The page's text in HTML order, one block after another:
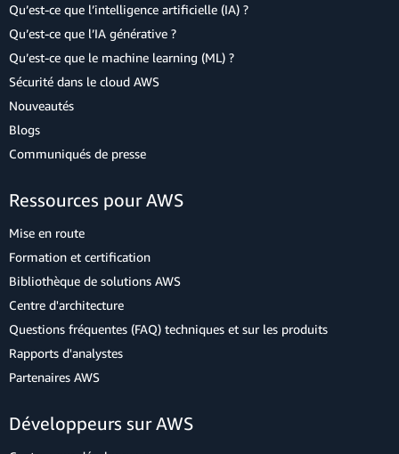
Qu’est-ce que l’intelligence artificielle (IA) ?
Qu’est-ce que l’IA générative ?
Qu’est-ce que le machine learning (ML) ?
Sécurité dans le cloud AWS
Nouveautés
Blogs
Communiqués de presse
Ressources pour AWS
Mise en route
Formation et certification
Bibliothèque de solutions AWS
Centre d'architecture
Questions fréquentes (FAQ) techniques et sur les produits
Rapports d'analystes
Partenaires AWS
Développeurs sur AWS